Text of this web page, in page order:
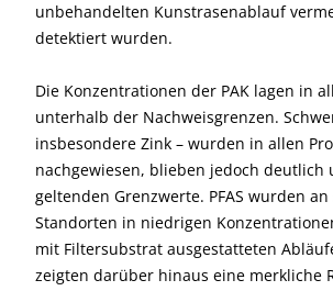
unbehandelten Kunstrasenablauf
detektiert wurden.
Die Konzentrationen der PAK lagen in
unterhalb der Nachweisgrenzen.
insbesondere Zink – wurden in allen
nachgewiesen, blieben jedoch deutlich
geltenden Grenzwerte. PFAS wurden
Standorten in niedrigen
mit Filtersubstrat ausgestatteten
zeigten darüber hinaus eine merkliche